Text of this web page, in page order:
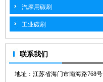
汽摩用碳刷
工业碳刷
联系我们
地址：江苏省海门市南海路768号